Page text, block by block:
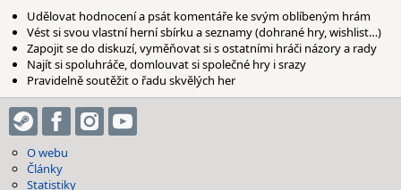
Udělovat hodnocení a psát komentáře ke svým oblíbeným hrám
Vést si svou vlastní herní sbírku a seznamy (dohrané hry, wishlist…)
Zapojit se do diskuzí, vyměňovat si s ostatními hráči názory a rady
Najít si spoluhráče, domlouvat si společné hry i srazy
Pravidelně soutěžit o řadu skvělých her
O webu
Články
Statistiky